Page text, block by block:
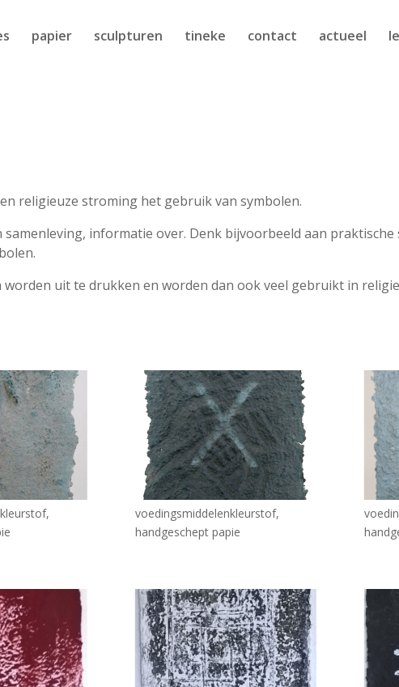
papier sculpturen tineke contact actueel
religieuze stroming het gebruik van symbolen.
informatie over. Denk bijvoorbeeld aan
uit te drukken en worden dan ook veel gebruikt in
voedingsmiddelenkleurstof,
handgeschept papie